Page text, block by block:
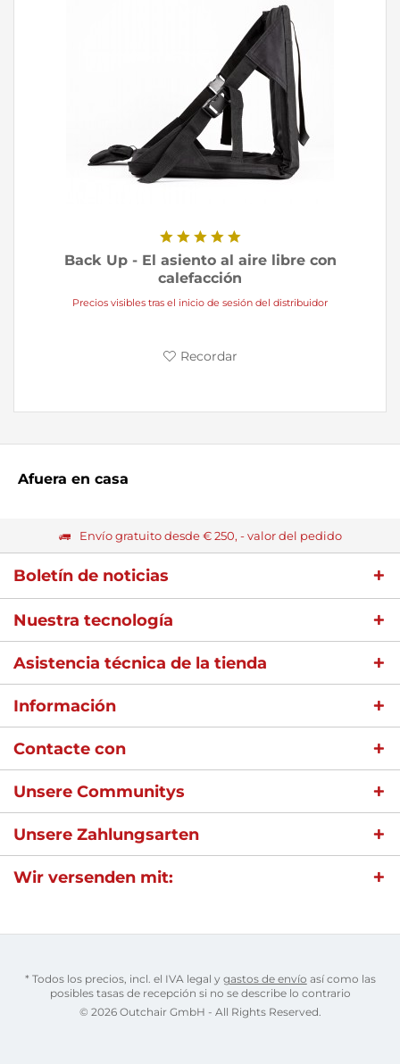
Back Up - El asiento al aire libre con
calefacción
Precios visibles tras el inicio de sesión del distribuidor
Recordar
Afuera en casa
Envío gratuito desde € 250, - valor del pedido
Boletín de noticias
Nuestra tecnología
Asistencia técnica de la tienda
Información
Contacte con
Unsere Communitys
Unsere Zahlungsarten
Wir versenden mit:
* Todos los precios, incl. el IVA legal y gastos de envío así como las
posibles tasas de recepción si no se describe lo contrario
© 2026 Outchair GmbH - All Rights Reserved.